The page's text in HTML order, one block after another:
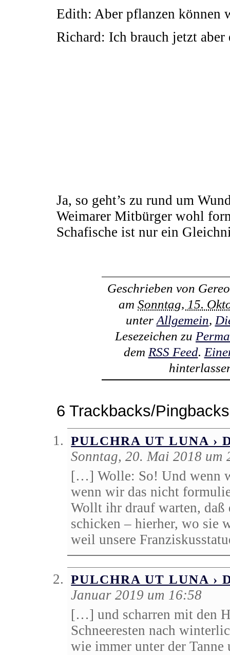
Edith: Aber pflanzen können
Richard: Ich brauch jetzt
Ja, so geht’s zu rund um
Weimarer Mitbürger wohl
Schafische ist nur ein
Geschrieben von
am Sonntag, 15.
unterAllgemein,
Lesezeichen zu
dem RSS Feed.
6 Trackbacks/Pingbacks
PULCHRA UT LUNA ›
Sonntag, 20. Mai 2018 um
[…] Wolle: So! Und wenn
wenn wir das nicht
Wollt ihr drauf warten, daß
schicken – hierher, wo sie
weil unsere
PULCHRA UT LUNA ›
Januar 2019 um 16:58
[…] und scharren mit den
Schneeresten nach
wie immer unter der